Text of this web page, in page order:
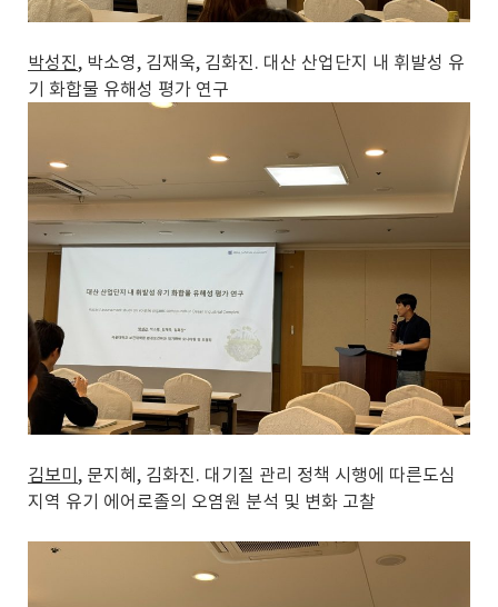
박성진, 박소영, 김재욱, 김화진. 대산 산업단지 내 휘발성 유
기 화합물 유해성 평가 연구
김보미 , 문지혜, 김화진. 대기질 관리 정책 시행에 따른도심
지역 유기 에어로졸의 오염원 분석 및 변화 고찰